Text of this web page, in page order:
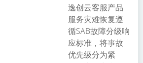
逸创云客服产品
服务灾难恢复遵
循SAB故障分级响
应标准，将事故
优先级分为紧